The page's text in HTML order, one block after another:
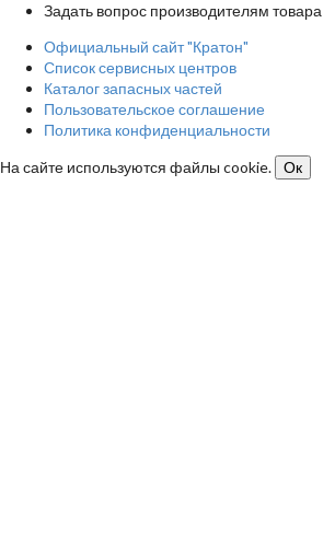
Задать вопрос производителям товара
Официальный сайт "Кратон"
Список сервисных центров
Каталог запасных частей
Пользовательское соглашение
Политика конфиденциальности
На сайте используются файлы cookie.
Ок